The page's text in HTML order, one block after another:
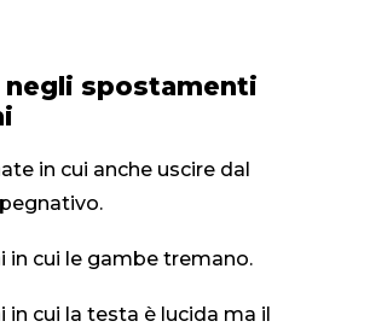
spostamenti
in cui anche uscire dal
in cui le gambe tremano.
in cui la testa è lucida ma il